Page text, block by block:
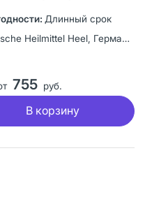
Длинный срок
Biologische Heilmittel Heel, Германия
755 руб.
В корзину